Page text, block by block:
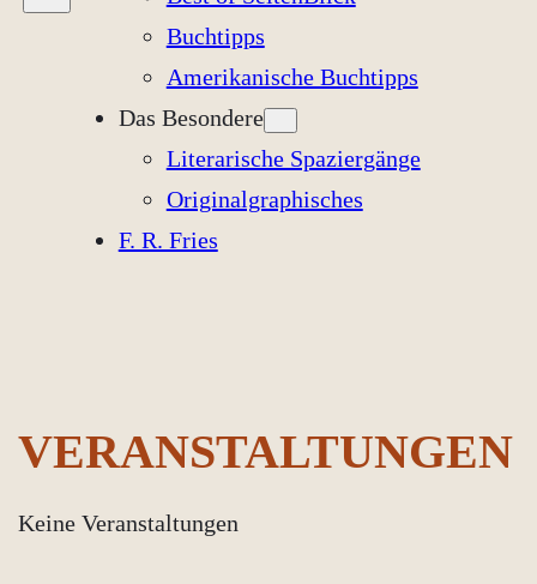
Buchtipps
Amerikanische Buchtipps
Das Besondere
Literarische Spaziergänge
Originalgraphisches
F. R. Fries
VERANSTALTUNGEN
Keine Veranstaltungen